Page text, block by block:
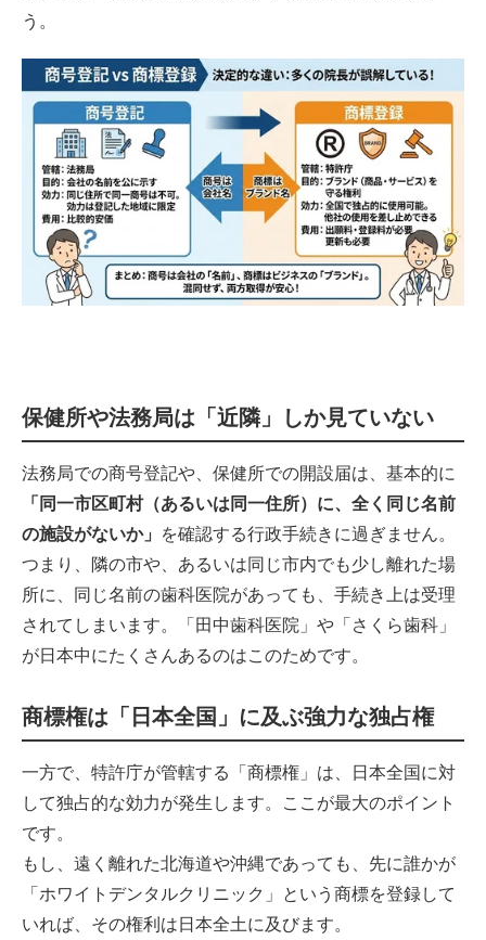
う。
保健所や法務局は「近隣」しか見ていない
法務局での商号登記や、保健所での開設届は、基本的に
「同一市区町村（あるいは同一住所）に、全く同じ名前
の施設がないか」 を確認する行政手続きに過ぎません。
つまり、隣の市や、あるいは同じ市内でも少し離れた場
所に、同じ名前の歯科医院があっても、手続き上は受理
されてしまいます。「田中歯科医院」や「さくら歯科」
が日本中にたくさんあるのはこのためです。
商標権は「日本全国」に及ぶ強力な独占権
一方で、特許庁が管轄する「商標権」は、日本全国に対
して独占的な効力が発生します。ここが最大のポイント
です。
もし、遠く離れた北海道や沖縄であっても、先に誰かが
「ホワイトデンタルクリニック」という商標を登録して
いれば、その権利は日本全土に及びます。